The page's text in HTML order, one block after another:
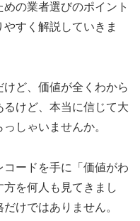
の業者選びのポイント
すく解説していきま
けど、価値が全くわから
けど、本当に信じて大
しゃいませんか。
ードを手に「価値がわ
を何人も見てきまし
けではありません。